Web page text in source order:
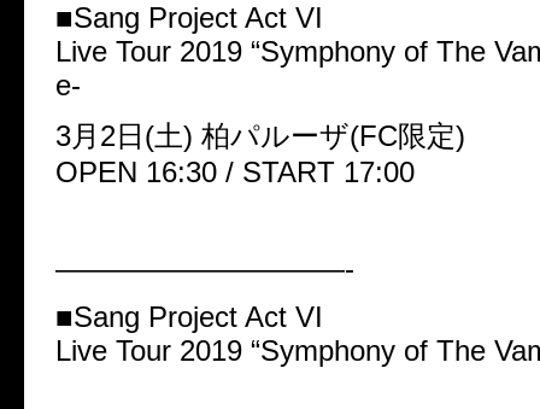
■Sang Project Act VI
Live Tour 2019 “Symphony of The
e-
3月2日(土) 柏パルーザ(FC限定)
OPEN 16:30 / START 17:00
——————————-
■Sang Project Act VI
Live Tour 2019 “Symphony of The